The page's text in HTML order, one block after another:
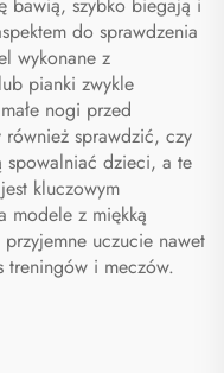
do sprawdzenia
wykonane z
pianki zwykle
nogi przed
sprawdzić, czy
spowalniać dzieci, a te
kluczowym
modele z miękką
uczucie nawet
treningów i meczów.